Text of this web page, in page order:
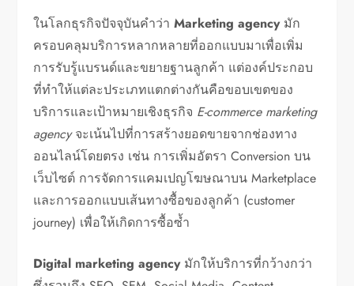
ในโลกธุรกิจปัจจุบันคำว่าMarketing agencyมัก
ครอบคลุมบริการหลากหลายที่ออกแบบมาเพื่อเพิ่ม
การรับรู้แบรนด์และขยายฐานลูกค้า แต่องค์ประกอบ
ที่ทำให้แต่ละประเภทแตกต่างกันคือขอบเขตของ
บริการและเป้าหมายเชิงธุรกิจ E-commerce marketing
agencyจะเน้นไปที่การสร้างยอดขายจากช่องทาง
ออนไลน์โดยตรง เช่น การเพิ่มอัตรา Conversion บน
เว็บไซต์ การจัดการแคมเปญโฆษณาบน Marketplace
และการออกแบบเส้นทางซื้อของลูกค้า (customer
journey) เพื่อให้เกิดการซื้อซ้ำ
Digital marketing agencyมักให้บริการที่กว้างกว่า